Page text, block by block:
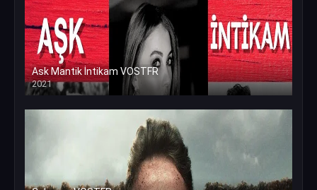
Ask Mantik İntikam VOSTFR
2021